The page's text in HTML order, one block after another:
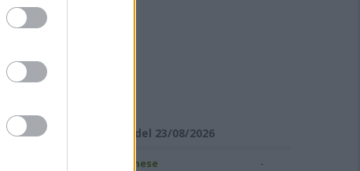
Girone B - Giornata 1 del 23/08/2026
Pianese -